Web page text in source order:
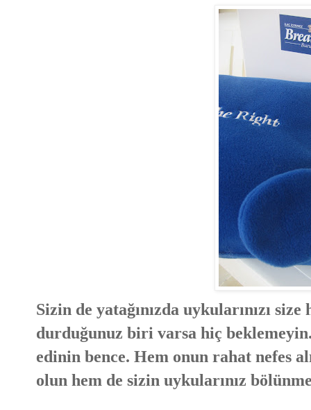
Sizin de yatağınızda uykularınızı
durduğunuz biri varsa hiç
edinin bence. Hem onun rahat nefes
olun hem de sizin uykularınız